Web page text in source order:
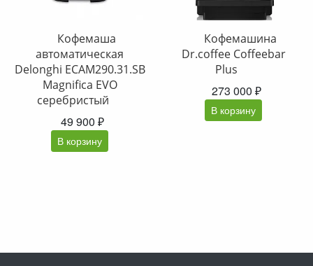
Кофемаша
автоматическая
Delonghi ECAM290.31.SB
Magnifica EVO
серебристый
49 900 ₽
В корзину
Кофемашина
Dr.coffee Coffeebar
Plus
273 000 ₽
В корзину